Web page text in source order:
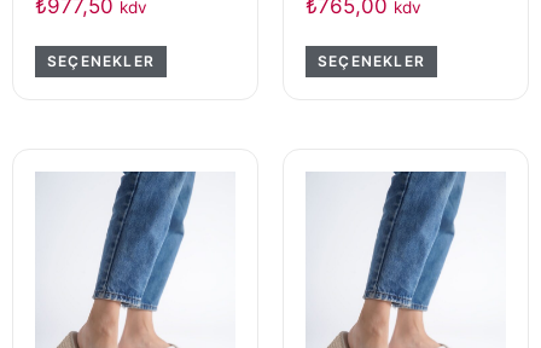
₺977,50 kdv
SEÇENEKLER
₺765,00 kdv
SEÇENEKLER